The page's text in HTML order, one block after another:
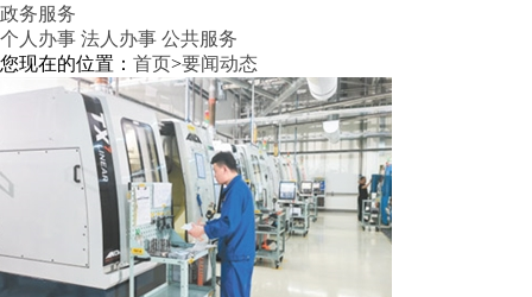
政务服务
个人办事 法人办事 公共服务
您现在的位置： 首页>要闻动态